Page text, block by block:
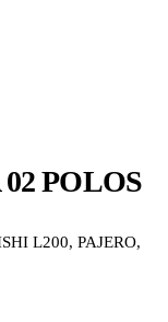
POLOS
L200, PAJERO,